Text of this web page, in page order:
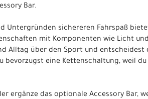
Bar.
Untergründen sichereren Fahrspaß
mit Komponenten wie Licht
Alltag über den Sport und entscheidest
bevorzugst eine Kettenschaltung, weil
ergänze das optionale Accessory Bar,